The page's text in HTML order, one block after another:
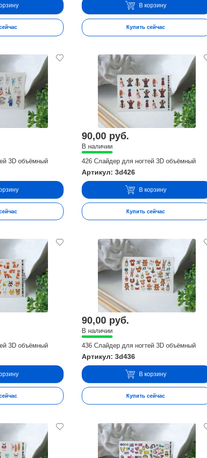
В корзину
Купить сейчас
3D объёмный
90,00 руб.
В наличии
426 Слайдер для ногтей 3D объёмный
Артикул: 3d426
В корзину
Купить сейчас
3D объёмный
90,00 руб.
В наличии
436 Слайдер для ногтей 3D объёмный
Артикул: 3d436
В корзину
Купить сейчас